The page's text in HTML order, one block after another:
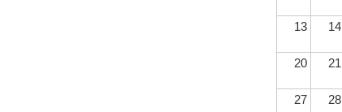
13 14
20 21
27 28